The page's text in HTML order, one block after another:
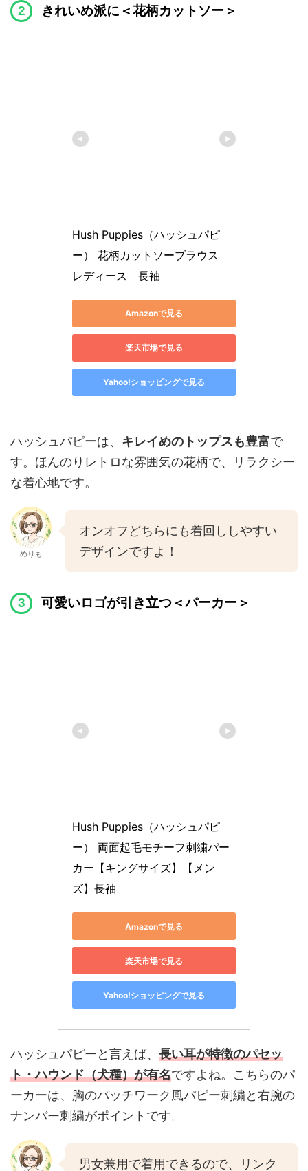
きれいめ派に＜花柄カットソー＞
Hush Puppies（ハッシュパピ
ー） 花柄カットソーブラウス
レディース　長袖
Amazonで見る
楽天市場で見る
Yahoo!ショッピングで見る
ハッシュパピーは、 キレイめのトップスも豊富で
す。ほんのりレトロな雰囲気の花柄で、リラクシー
な着心地です。
めりも
オンオフどちらにも着回ししやすい
デザインですよ！
可愛いロゴが引き立つ＜パーカー＞
Hush Puppies（ハッシュパピ
ー） 両面起毛モチーフ刺繍パー
カー【キングサイズ】【メン
ズ】長袖
Amazonで見る
楽天市場で見る
Yahoo!ショッピングで見る
ハッシュパピーと言えば、 長い耳が特徴のパセッ
ト・ハウンド（犬種）が有名ですよね。こちらのパ
ーカーは、胸のパッチワーク風パピー刺繍と右腕の
ナンバー刺繍がポイントです。
男女兼用で着用できるので、リンク